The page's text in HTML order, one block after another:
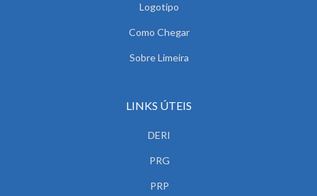
Logotipo
Como Chegar
Sobre Limeira
LINKS ÚTEIS
DERI
PRG
PRP